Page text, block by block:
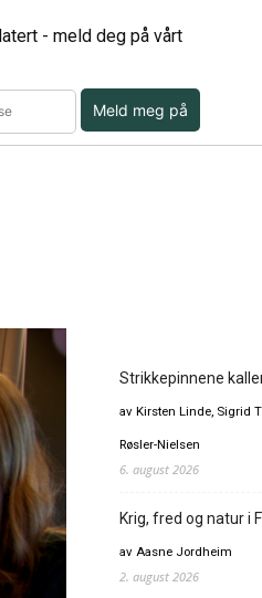
- meld deg på vårt
Meld meg på
Strikkepinnene
av Kirsten Linde, Sigrid
Røsler-Nielsen
6. august 2026
Krig, fred og natur i
av Aasne Jordheim
2. august 2026